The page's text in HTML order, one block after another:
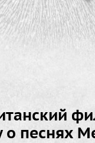
о песнях